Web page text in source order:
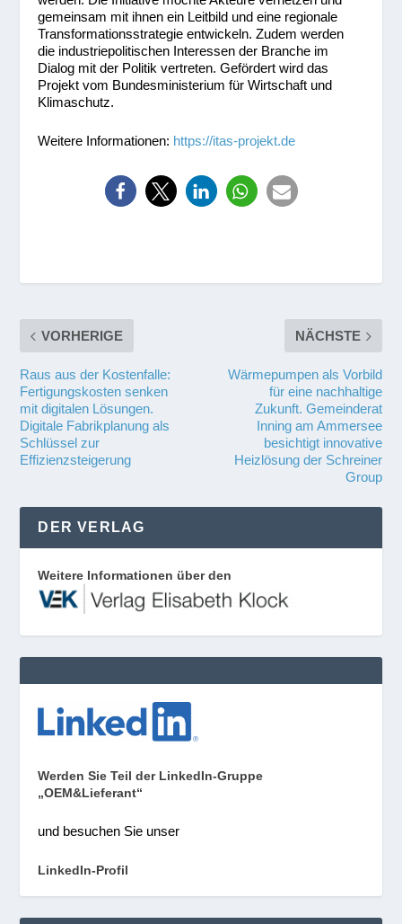
gemeinsam mit ihnen ein Leitbild und eine regionale
Transformationsstrategie entwickeln. Zudem werden
die industriepolitischen Interessen der Branche im
Dialog mit der Politik vertreten. Gefördert wird das
Projekt vom Bundesministerium für Wirtschaft und
Klimaschutz.
Weitere Informationen: https://itas-projekt.de
VORHERIGE
Raus aus der Kostenfalle:
Fertigungskosten senken
mit digitalen Lösungen​.
Digitale Fabrikplanung als
Schlüssel zur
Effizienzsteigerung
NÄCHSTE
Wärmepumpen als Vorbild
für eine nachhaltige
Zukunft. Gemeinderat
Inning am Ammersee
besichtigt innovative
Heizlösung der Schreiner
Group
DER VERLAG
Weitere Informationen über den
Werden Sie Teil der LinkedIn-Gruppe
„OEM&Lieferant“
und besuchen Sie unser
LinkedIn-Profil